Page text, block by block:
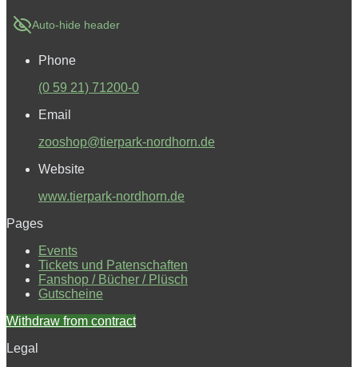
Auto-hide header
Phone
(0 59 21) 71200-0
Email
zooshop@tierpark-nordhorn.de
Website
www.tierpark-nordhorn.de
Pages
Events
Tickets und Patenschaften
Fanshop / Bücher / Plüsch
Gutscheine
Withdraw from contract
Legal